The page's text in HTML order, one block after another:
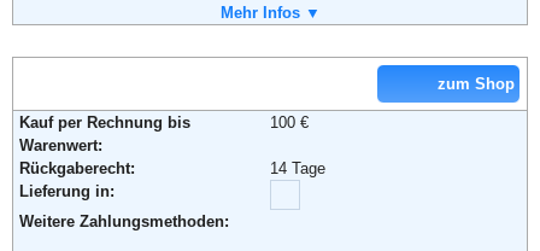
05973-9349590
Email:
info@tintencenter.com
Weiterführende Informationen: Blog,AGB
Mehr Infos ▼
zum Shop
Kauf per Rechnung bis
Warenwert:
100 €
Rückgaberecht:
14 Tage
Lieferung in:
Weitere Zahlungsmethoden: